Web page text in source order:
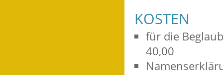
KOSTEN
für die
40,00